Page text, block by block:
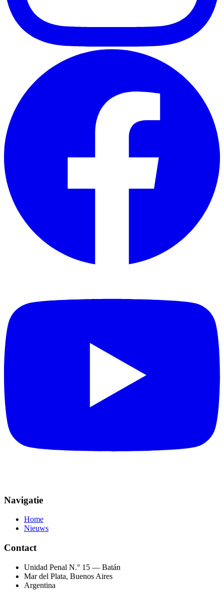
Navigatie
Home
Nieuws
Contact
Unidad Penal N.° 15 — Batán
Mar del Plata, Buenos Aires
Argentina